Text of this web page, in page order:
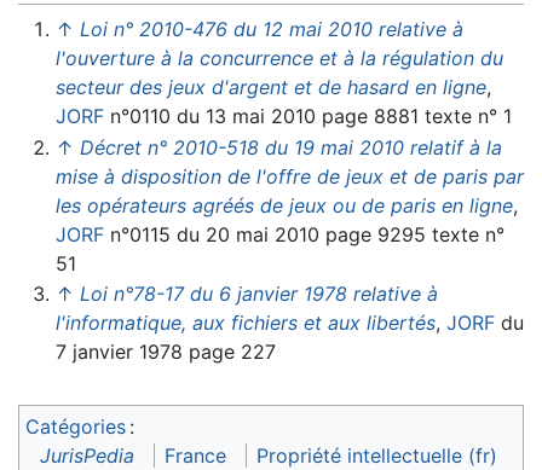
↑ Loi n° 2010-476 du 12 mai 2010 relative à
l'ouverture à la concurrence et à la régulation du
secteur des jeux d'argent et de hasard en ligne,
JORFn°0110 du 13 mai 2010 page 8881 texte n° 1
↑ Décret n° 2010-518 du 19 mai 2010 relatif à la
mise à disposition de l'offre de jeux et de paris par
les opérateurs agréés de jeux ou de paris en ligne,
JORFn°0115 du 20 mai 2010 page 9295 texte n°
51
↑ Loi n°78-17 du 6 janvier 1978 relative à
l'informatique, aux fichiers et aux libertés, JORFdu
7 janvier 1978 page 227
Catégories :
JurisPedia
France
Propriété intellectuelle (fr)